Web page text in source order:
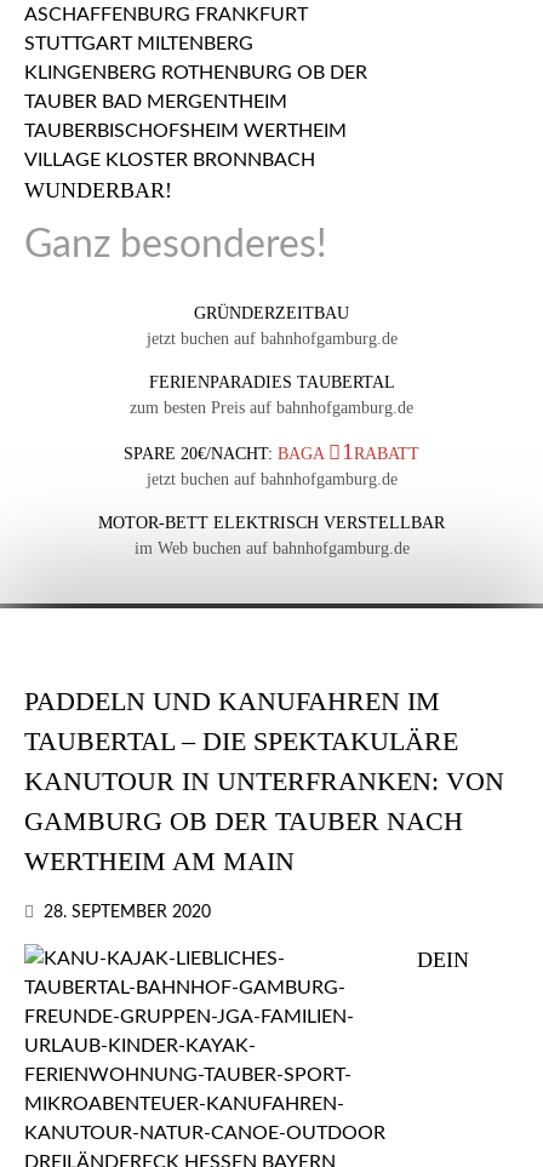
WUNDERBAR!
Ganz besonderes!
GRÜNDERZEITBAU
jetzt buchen auf bahnhofgamburg.de
FERIENPARADIES TAUBERTAL
zum besten Preis auf bahnhofgamburg.de
SPARE 20€/NACHT:BAGA 1 RABATT
jetzt buchen auf bahnhofgamburg.de
MOTOR-BETT ELEKTRISCH VERSTELLBAR
im Web buchen auf bahnhofgamburg.de
PADDELN UND KANUFAHREN IM
TAUBERTAL – DIE SPEKTAKULÄRE
KANUTOUR IN UNTERFRANKEN: VON
GAMBURG OB DER TAUBER NACH
WERTHEIM AM MAIN
28. SEPTEMBER 2020
DEIN